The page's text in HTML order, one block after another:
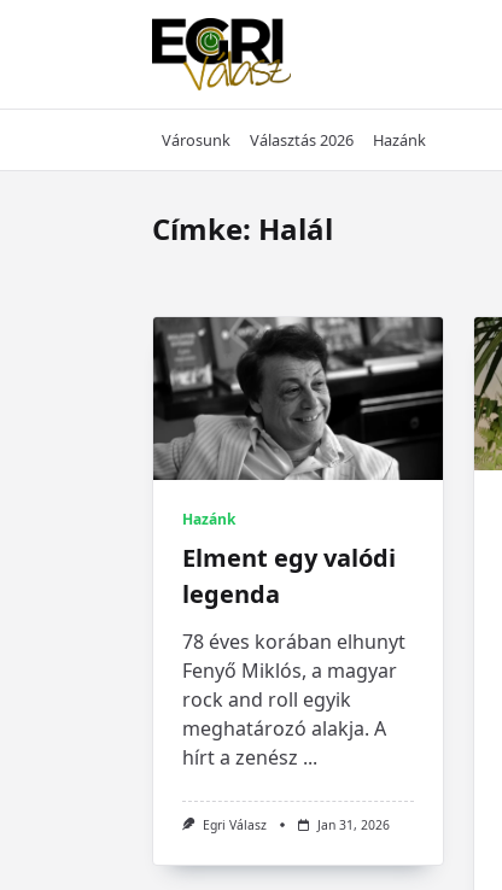
Városunk Választás 2026 Hazánk
Címke: Halál
Hazánk
Elment egy valódi
legenda
78 éves korában elhunyt
Fenyő Miklós, a magyar
rock and roll egyik
meghatározó alakja. A
hírt a zenész ...
Egri Válasz Jan 31, 2026